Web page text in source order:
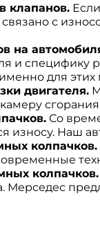
клапанов.
с
на
и
для этих
двигателя.
Со
износу. Наш
колпачков.
колпачков.